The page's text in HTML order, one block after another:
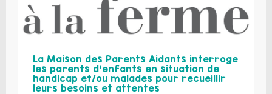
La Maison des Parents Aidants interroge
les parents d’enfants en situation de
handicap et/ou malades pour recueillir
leurs besoins et attentes